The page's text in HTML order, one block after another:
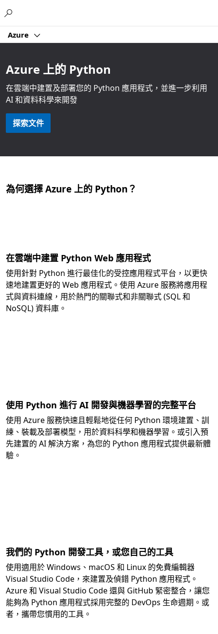
Azure
Azure 上的 Python
在雲端中建置及部署您的 Python 應用程式，並進一步利用
AI 和資料科學來開發
探索文件
為何選擇 Azure 上的 Python？
在雲端中建置 Python Web 應用程式
使用針對 Python 進行最佳化的受控應用程式平台，以更快
速地建置更好的 Web 應用程式。使用 Azure 服務將應用程
式與資料連線，用於熱門的關聯式和非關聯式 (SQL 和
NoSQL) 資料庫。
使用 Python 進行 AI 開發與機器學習的完整平台
使用 Azure 服務快速且輕鬆地從任何 Python 環境建置、訓
練、裝載及部署模型，用於資料科學和機器學習。或引入預
先建置的 AI 解決方案，為您的 Python 應用程式提供最新體
驗。
我們的 Python 開發工具，或您自己的工具
使用適用於 Windows、macOS 和 Linux 的免費編輯器
Visual Studio Code，來建置及偵錯 Python 應用程式。
Azure 和 Visual Studio Code 還與 GitHub 緊密整合，讓您
能夠為 Python 應用程式採用完整的 DevOps 生命週期。或
者，攜帶您慣用的工具。